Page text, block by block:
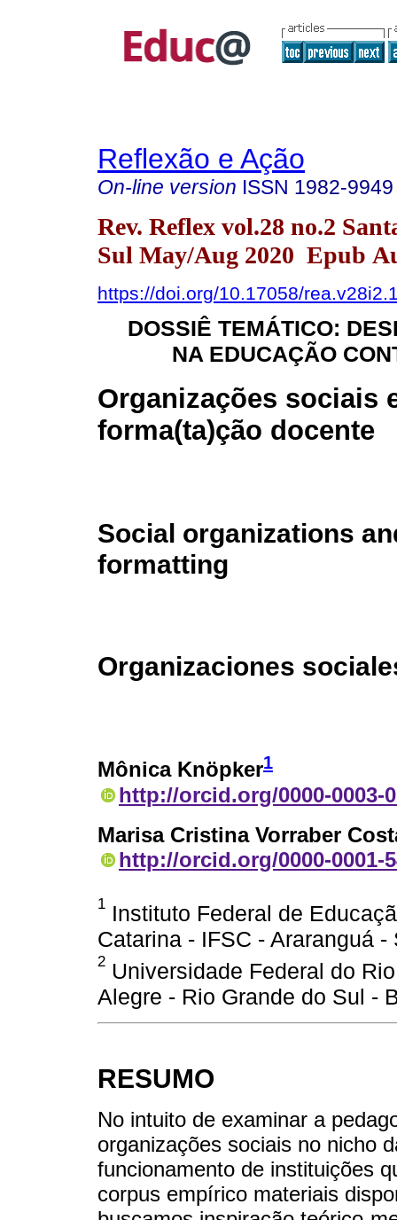
Reflexão e Ação
On-line version ISSN 1982-9949
Rev. Reflex vol.28 no.2
Sul May/Aug 2020 Epub
https://doi.org/10.17058/
DOSSIÊ TEMÁTICO:
NA EDUCAÇÃO
Organizações sociais
forma(ta)ção docente
Social organizations
formatting
Organizaciones
Mônica Knöpker1
http://orcid.org/0000-0003-
Marisa Cristina Vorraber
http://orcid.org/0000-0001-
1 Instituto Federal de
Catarina - IFSC - Araranguá
2 Universidade Federal do
Alegre - Rio Grande do Sul -
RESUMO
No intuito de examinar a
organizações sociais no nicho
funcionamento de instituições
corpus empírico materiais